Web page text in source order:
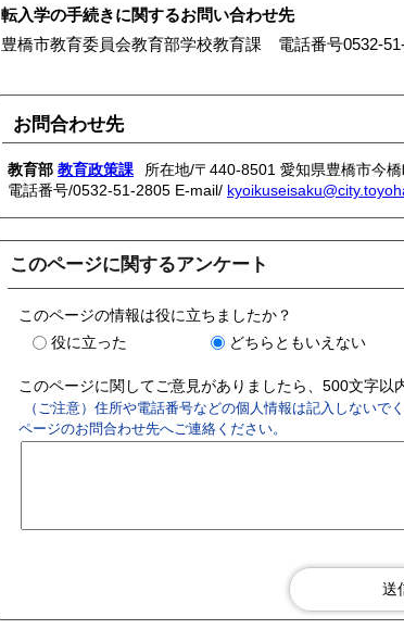
転入学の手続きに関するお問い合わせ先
豊橋市教育委員会教育部学校教育課 電話番号0532-
お問合わせ先
教育部 教育政策課
所在地/〒440-8501 愛知県豊橋市今
電話番号/0532-51-2805 E-mail/
このページに関するアンケート
このページの情報は役に立ちましたか？
役に立った
どちらともいえない
このページに関してご意見がありましたら、500文字以
（ご注意）住所や電話番号などの個人情報は記入しない
ページのお問合わせ先へご連絡ください。